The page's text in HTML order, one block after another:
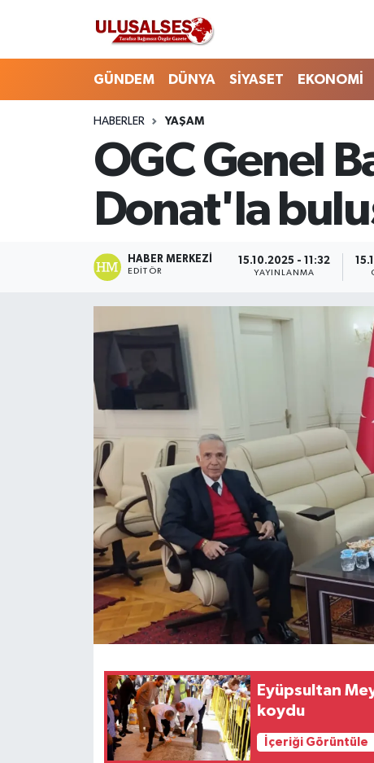
GÜNDEM DÜNYA SİYASET EKONOMİ
HABERLER YAŞAM
OGC Genel
Donat'la
HABER MERKEZI
EDITÖR
15.10.2025 - 11:32
YAYINLANMA
Eyüpsultan
koydu
İçeriği Görüntüle
GÜNDEM
DÜNYA
SİYASET
SAĞLIK
MAGAZİN
Hava Durumu
Trafik Durumu
Süper Lig Puan Durumu ve Fikstür
Son Dakika Haberleri
Haber Arşivi